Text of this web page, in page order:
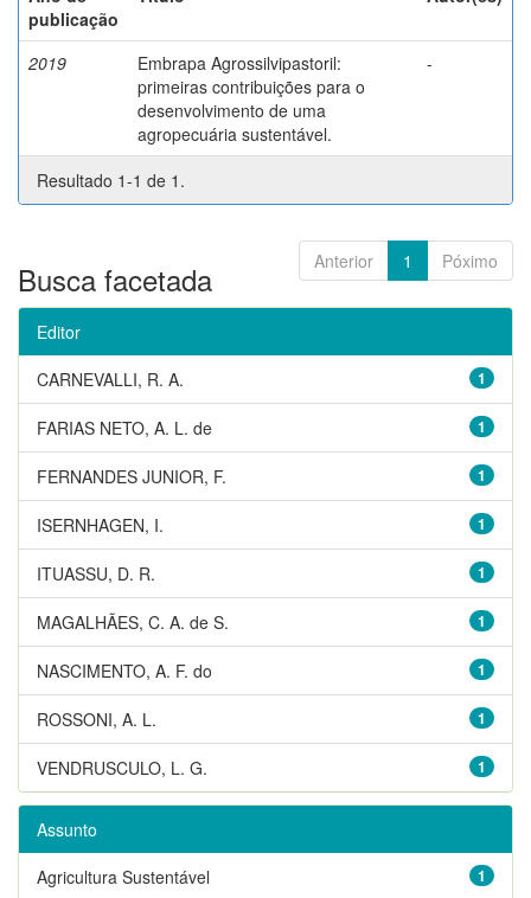
publicação
2019
Embrapa Agrossilvipastoril:
primeiras contribuições para o
desenvolvimento de uma
agropecuária sustentável.
-
Resultado 1-1 de 1.
Anterior 1 Póximo
Busca facetada
Editor
1
CARNEVALLI, R. A.
1
FARIAS NETO, A. L. de
1
FERNANDES JUNIOR, F.
1
ISERNHAGEN, I.
1
ITUASSU, D. R.
1
MAGALHÃES, C. A. de S.
1
NASCIMENTO, A. F. do
1
ROSSONI, A. L.
1
VENDRUSCULO, L. G.
Assunto
1
Agricultura Sustentável